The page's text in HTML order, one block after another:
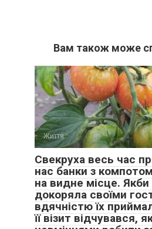
Вам також може
Життя
Свекруха весь час
нас банки з
на видне місце. Якби
докоряла своїми
вдячністю їх
її візит відчувався,